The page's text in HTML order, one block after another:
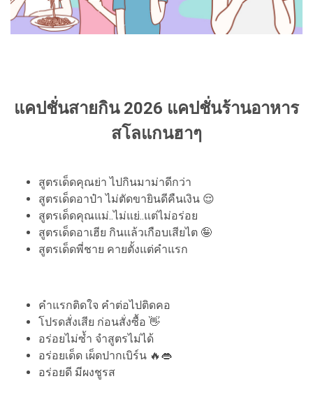
แคปชั่นสายกิน 2026 แคปชั่นร้านอาหาร
สโลแกนฮาๆ
สูตรเด็ดคุณย่า ไปกินมาม่าดีกว่า
สูตรเด็ดอาป๋า ไม่ตัดขายินดีคืนเงิน 😌
สูตรเด็ดคุณแม่..ไม่แย่..แต่ไม่อร่อย
สูตรเด็ดอาเฮีย กินแล้วเกือบเสียไต 🤪
สูตรเด็ดพี่ชาย คายตั้งแต่คำแรก
คำแรกติดใจ คำต่อไปติดคอ
โปรดสั่งเสีย ก่อนสั่งซื้อ 👋
อร่อยไม่ซ้ำ จำสูตรไม่ได้
อร่อยเด็ด เผ็ดปากเบิร์น 🔥👄
อร่อยดี มีผงชูรส